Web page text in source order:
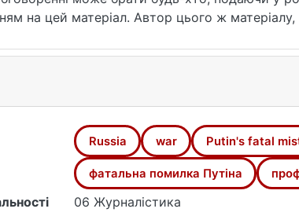
на цей матеріал. Автор цього ж
симпозіумі зі зв’язків з
com/copy-of-bledcom-2022-to-introduce-
які стали очевидними в різних
в Україну 24 лютого.
Russia war Putin's fatal
фатальна помилка Путіна
06 Журналістика